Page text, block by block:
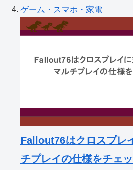
ゲーム・スマホ・家電
Fallout76はクロスプレ
チプレイの仕様をチェ